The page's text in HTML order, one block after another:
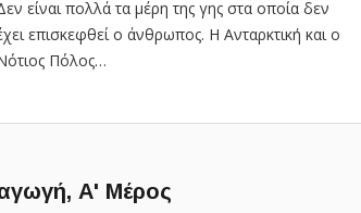
είναι πολλά τα μέρη της γης στα οποία δεν
επισκεφθεί ο άνθρωπος. Η Ανταρκτική και ο
Πόλος…
Α' Μέρος